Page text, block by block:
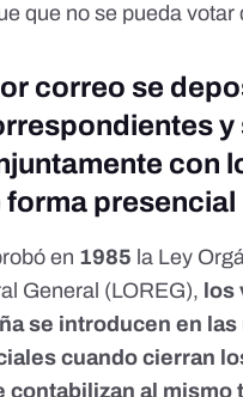
que no se pueda votar
correo se
y
con
presencial
en 1985 la Ley
General (LOREG), los
se introducen en
cuando cierran
contabilizan al mismo